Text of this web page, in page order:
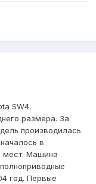
SW4.
размера. За
производилась
в
мест. Машина
год. Первые